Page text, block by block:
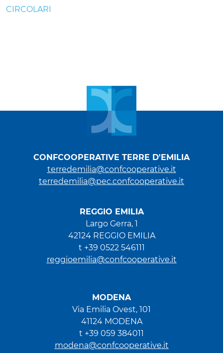
CIRCOLARI
CONFCOOPERATIVE TERRE D'EMILIA
terredemilia@confcooperative.it
terredemilia@pec.confcooperative.it
REGGIO EMILIA
Largo Gerra, 1
42124 REGGIO EMILIA
t +39 0522 546111
reggioemilia@confcooperative.it
MODENA
Via Emilia Ovest, 101
41124 MODENA
t +39 059 384011
modena@confcooperative.it